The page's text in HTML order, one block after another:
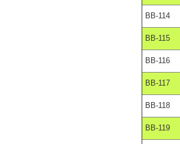
BB-114
BB-115
BB-116
BB-117
BB-118
BB-119